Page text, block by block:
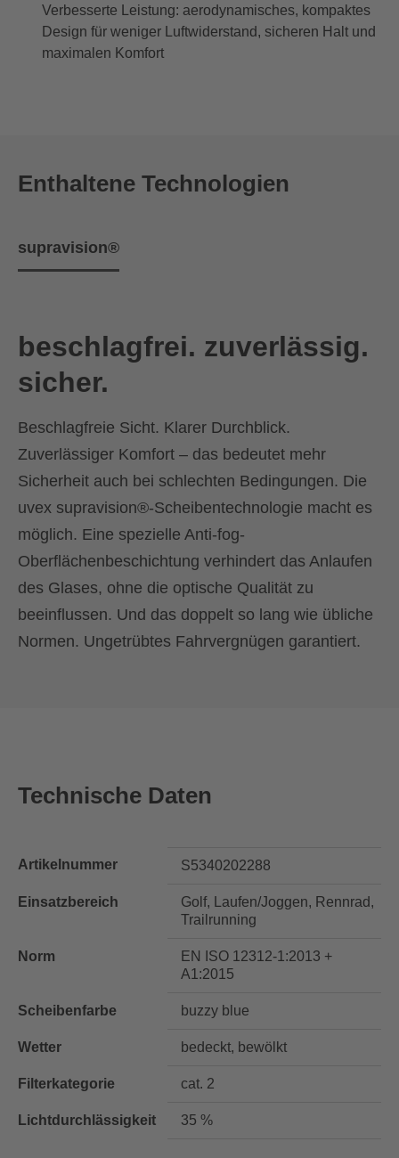
Verbesserte Leistung: aerodynamisches, kompaktes
Design für weniger Luftwiderstand, sicheren Halt und
maximalen Komfort
Enthaltene Technologien
supravision®
beschlagfrei. zuverlässig.
sicher.
Beschlagfreie Sicht. Klarer Durchblick.
Zuverlässiger Komfort – das bedeutet mehr
Sicherheit auch bei schlechten Bedingungen. Die
uvex supravision®-Scheibentechnologie macht es
möglich. Eine spezielle Anti-fog-
Oberflächenbeschichtung verhindert das Anlaufen
des Glases, ohne die optische Qualität zu
beeinflussen. Und das doppelt so lang wie übliche
Normen. Ungetrübtes Fahrvergnügen garantiert.
Technische Daten
Artikelnummer S5340202288
Einsatzbereich
Golf, Laufen/Joggen, Rennrad,
Trailrunning
Norm
EN ISO 12312-1:2013 +
A1:2015
Scheibenfarbe buzzy blue
Wetter bedeckt, bewölkt
Filterkategorie cat. 2
Lichtdurchlässigkeit 35 %